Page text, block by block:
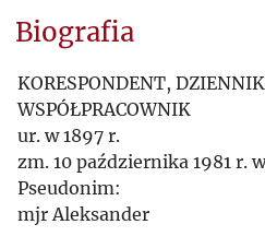
Biografia
KORESPONDENT,
WSPÓŁPRACOWNIK
ur. w 1897 r.
zm. 10 października 1981 r.
Pseudonim:
mjr Aleksander